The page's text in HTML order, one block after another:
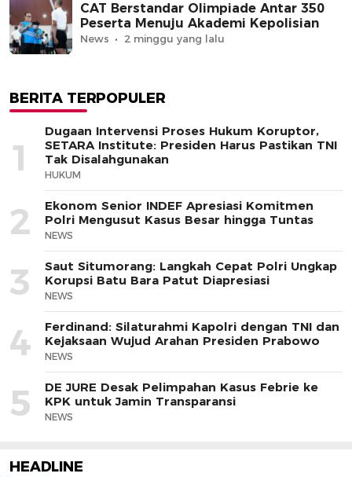
CAT Berstandar Olimpiade Antar 350
Peserta Menuju Akademi Kepolisian
News 2 minggu yang lalu
BERITA TERPOPULER
1
Dugaan Intervensi Proses Hukum Koruptor,
SETARA Institute: Presiden Harus Pastikan TNI
Tak Disalahgunakan
HUKUM
2
Ekonom Senior INDEF Apresiasi Komitmen
Polri Mengusut Kasus Besar hingga Tuntas
NEWS
3
Saut Situmorang: Langkah Cepat Polri Ungkap
Korupsi Batu Bara Patut Diapresiasi
NEWS
4
Ferdinand: Silaturahmi Kapolri dengan TNI dan
Kejaksaan Wujud Arahan Presiden Prabowo
NEWS
5
DE JURE Desak Pelimpahan Kasus Febrie ke
KPK untuk Jamin Transparansi
NEWS
HEADLINE